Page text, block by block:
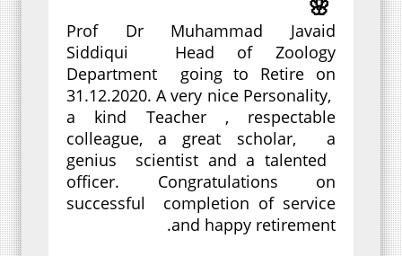
🌸
Prof Dr Muhammad Javaid
Siddiqui Head of Zoology
Department going to Retire on
31.12.2020. A very nice Personality,
a kind Teacher , respectable
colleague, a great scholar, a
genius scientist and a talented
officer. Congratulations on
successful completion of service
and happy retirement.